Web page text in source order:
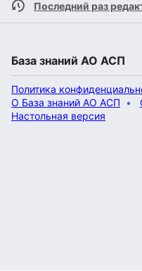
Последний раз
База знаний АО АСП
Политика
О База знаний АО АСП
Настольная версия